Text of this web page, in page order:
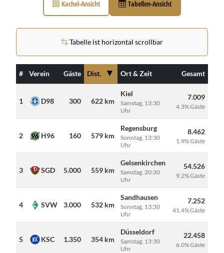
Kachel-Ansicht Tabellen-Ansicht
Tabelle ist horizontal scrollbar
# Verein Gäste Dist. ▼ Ort & Zeit Gesamt
1 D98 300 622 km
Kiel
Samstag, 13:30
Uhr
7.009
4.3% Gäste
2 H96 160 579 km
Regensburg
Sonntag, 13:30
Uhr
8.462
1.9% Gäste
3 SGD 5.000 559 km
Gelsenkirchen
Samstag, 20:30
Uhr
54.526
9.2% Gäste
4 SVW 3.000 532 km
Sandhausen
Sonntag, 13:30
Uhr
7.252
41.4% Gäste
5 KSC 1.350 354 km
Düsseldorf
Samstag, 13:30
Uhr
22.458
6.0% Gäste